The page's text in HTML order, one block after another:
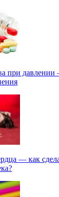
при давлении
— как